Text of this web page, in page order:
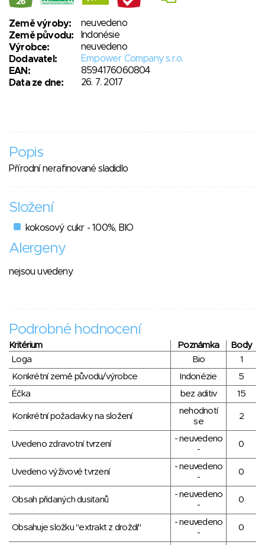
26
Země výroby:
neuvedeno
Země původu:
Indonésie
Výrobce:
neuvedeno
Dodavatel:
Empower Company s.r.o.
EAN:
8594176060804
Data ze dne:
26. 7. 2017
Popis
Přírodní nerafinované sladidlo
Složení
kokosový cukr - 100%, BIO
Alergeny
nejsou uvedeny
Podrobné hodnocení
Kritérium Poznámka
Body
Loga
Bio
1
Konkrétní země původu/výrobce
Indonézie
5
Éčka
bez aditiv 15
Konkrétní požadavky na složení
nehodnotí
se
2
Uvedeno zdravotní tvrzení
- neuvedeno
-
0
Uvedeno výživové tvrzení
- neuvedeno
-
0
Obsah přidaných dusitanů
- neuvedeno
-
0
Obsahuje složku "extrakt z droždí"
- neuvedeno
-
0